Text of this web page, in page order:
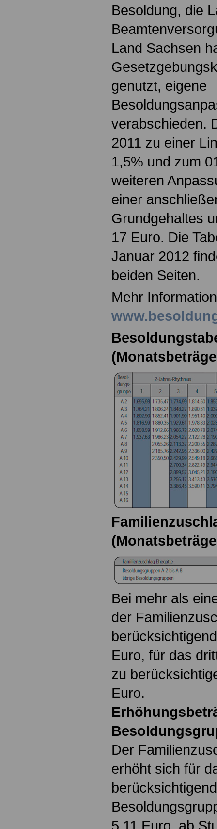
Besoldung, die
Land Sachsen
genutzt, eigene
verabschieden.
2011 zu einer
1,5% und zum
weiteren
einer
Grundgehaltes
17 Euro. Die
Januar 2012
beiden Seiten.
Mehr
Bei mehr als
der
Euro, für das
zu
Euro.
Der
erhöht sich für
5,11 Euro, ab